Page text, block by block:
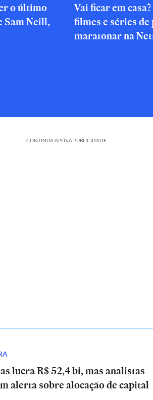
o último
Sam Neill,
Vai ficar em
filmes e séries de
maratonar na
CONTINUA APÓS A PUBLICIDADE
lucra R$ 52,4 bi, mas analistas
alerta sobre alocação de capital